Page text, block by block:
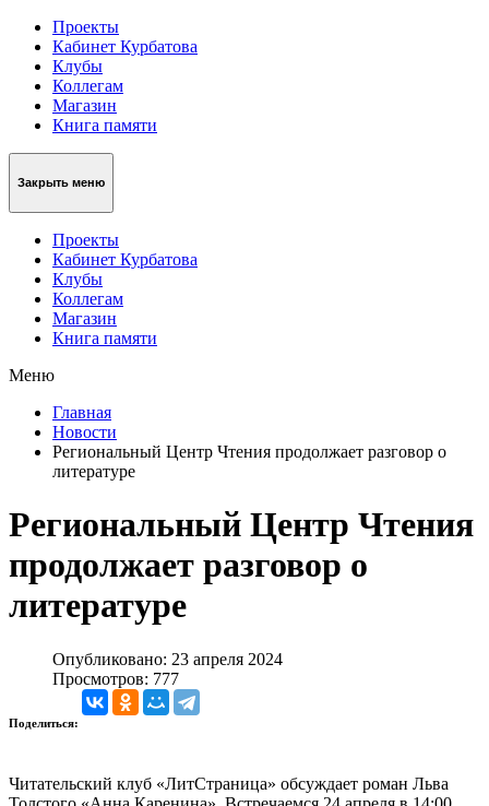
Проекты
Кабинет Курбатова
Клубы
Коллегам
Магазин
Книга памяти
Закрыть меню
Проекты
Кабинет Курбатова
Клубы
Коллегам
Магазин
Книга памяти
Меню
Главная
Новости
Региональный Центр Чтения продолжает разговор о
литературе
Региональный Центр Чтения
продолжает разговор о
литературе
Опубликовано: 23 апреля 2024
Просмотров: 777
Поделиться:
Читательский клуб «ЛитСтраница» обсуждает роман Льва